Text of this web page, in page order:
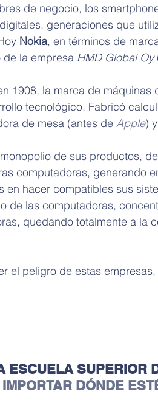
de negocio, los
generaciones que
Nokia, en términos de
la empresa HMD Global Oy
1908, la marca de máquinas
tecnológico. Fabricó
de mesa (antes de Apple)
de sus productos,
computadoras, generando
en hacer compatibles sus
de las computadoras,
quedando totalmente a la
el peligro de estas
ESCUELA SUPERIOR
IMPORTAR DÓNDE